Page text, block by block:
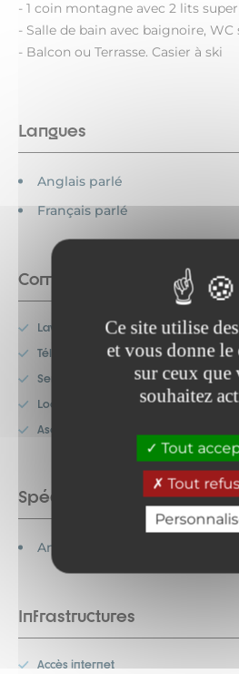
Ce site utilise
et vous donne
sur ceux que
souhaitez
Tout
Tout
- 1 coin montagne avec 2 lits
- Salle de bain avec baignoire, WC
- Balcon ou Terrasse. Casier à ski
Langues
Anglais parlé
Français parlé
Commodités
Lave-vaisselle
Télévision
Service de ménage
Location de linge
Ascenseur
Spécificités
Animaux acceptés
Infrastructures
Accès internet